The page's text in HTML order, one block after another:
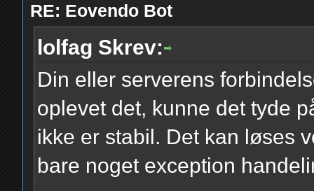
RE: Eovendo Bot
lolfag Skrev:
Din eller serverens
oplevet det, kunne det tyde
ikke er stabil. Det kan løses
bare noget exception